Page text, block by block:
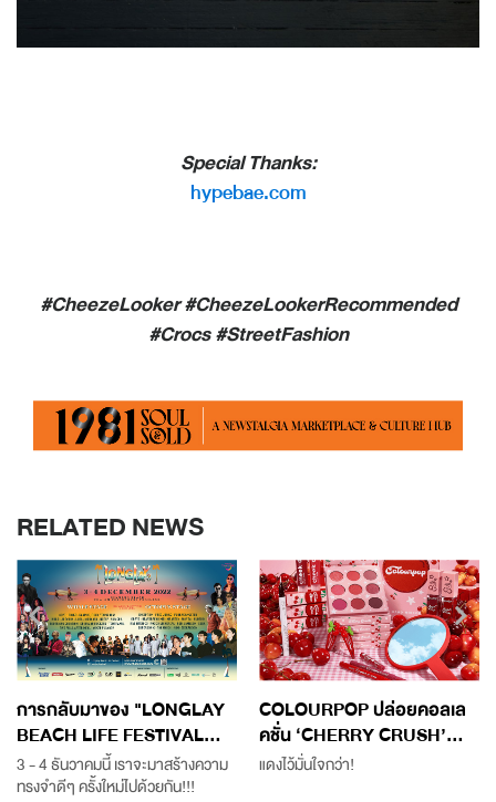
Special Thanks:
hypebae.com
#CheezeLooker #CheezeLookerRecommended
#Crocs #StreetFashion
RELATED NEWS
การกลับมาของ "LONGLAY
BEACH LIFE FESTIVAL...
3 - 4 ธันวาคมนี้ เราจะมาสร้างความ
ทรงจำดีๆ ครั้งใหม่ไปด้วยกัน!!!
COLOURPOP ปล่อยคอลเล
คชั่น ‘CHERRY CRUSH’...
แดงไว้มั่นใจกว่า!